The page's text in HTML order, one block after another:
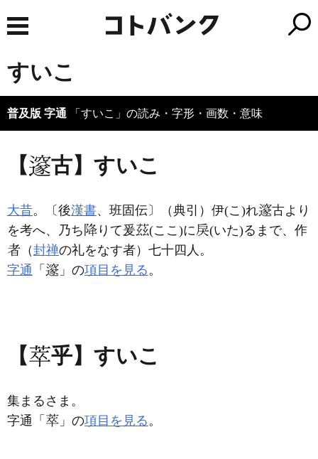
すいこ
普及版 字通 「すいこ」の読み・字形・画数・意味
【 古】すいこ
大昔。〔後漢書、班固伝〕（典引）伊(こ)れ
古より
を考へ、乃ち
りて爰 (ここ)に
(いた)るまで、作
（封禅の礼をなす者）七十四人。
字通 「 」の項目を見る。
【 乎】すいこ
集まるさま。
字通「
」の項目を見る。